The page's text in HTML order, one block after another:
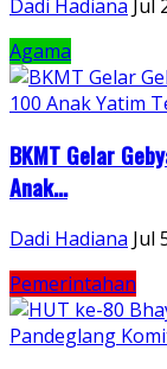
Dadi Hadiana Jul
Agama
BKMT Gelar
Anak...
Dadi Hadiana Jul
Pemerintahan